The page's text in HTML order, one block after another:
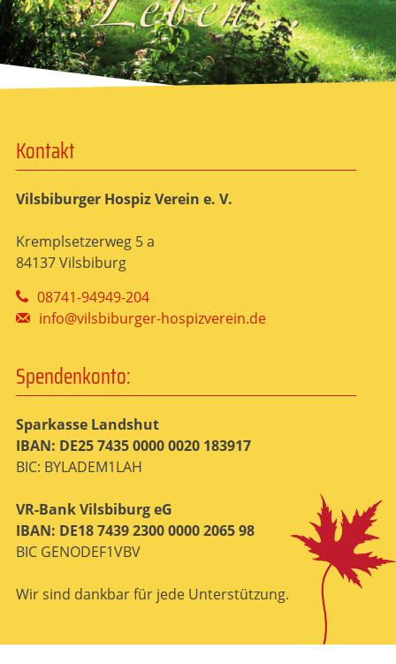
Kontakt
Vilsbiburger Hospiz Verein e. V.
Kremplsetzerweg 5 a
84137 Vilsbiburg
08741-94949-204
info@vilsbiburger-hospizverein.de
Spendenkonto:
Sparkasse Landshut
IBAN: DE25 7435 0000 0020 183917
BIC: BYLADEM1LAH
VR-Bank Vilsbiburg eG
IBAN: DE18 7439 2300 0000 2065 98
BIC GENODEF1VBV
Wir sind dankbar für jede Unterstützung.